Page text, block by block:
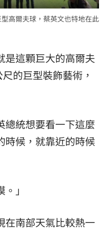
高爾夫球，蔡英文也特地在此
是這顆巨大的高爾夫
的巨型裝飾藝術，
總統想要看一下這麼
時候，就靠近的時候
」
在南部天氣比較熱一